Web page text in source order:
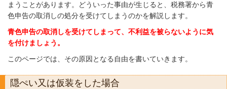
まうことがあります。どういった事由が生じると、税務署から青
色申告の取消しの処分を受けてしまうのかを解説します。
青色申告の取消しを受けてしまって、不利益を被らないように気
を付けましょう。
このページでは、その原因となる自由を書いていきます。
隠ぺい又は仮装をした場合